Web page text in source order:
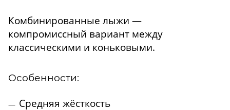
Комбинированные лыжи —
компромиссный вариант между
классическими и коньковыми.
Особенности:
Средняя жёсткость